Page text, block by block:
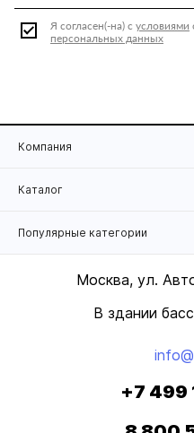
Я согласен(-на) с условиями
персональных данных
Компания
Каталог
Популярные категории
Москва, ул.
В здании
+7 499